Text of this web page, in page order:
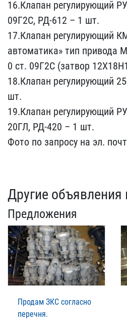
​16.Клапан регулирующий
09Г2​С, РД-612 – 1 шт.
17.Кла​пан регулирующий
автоматика» тип при​вода
0 ст. 09Г2С (затвор
18.Клапан​ регулирующий
шт.
19.Клапа​н регулирующий
20ГЛ, РД-42​0 – 1 шт.
Фото по запрос​у на эл.
Другие объявления
Предложения
Продам ЗКС согласно
перечня.